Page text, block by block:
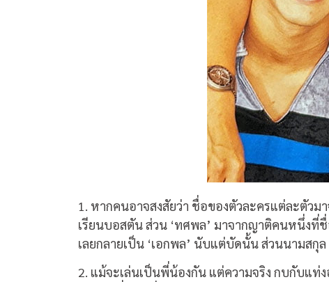
1. หากคนอาจสงสัยว่า ชื่อของตัวละครแต่ละตัวม
เรียนบอสตัน ส่วน ‘ทศพล’ มาจากญาติคนหนึ่งที่
เลยกลายเป็น ‘เอกพล’ นับแต่บัดนั้น ส่วนนามสกุ
2. แม้จะเล่นเป็นพี่น้องกัน แต่ความจริง กบกับแท่